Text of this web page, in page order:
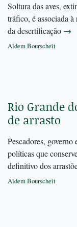
Soltura das aves,
tráfico, é associada
da desertificação →
Aldem Bourscheit
Rio Grande
de arrasto
Pescadores,
políticas que
definitivo dos
Aldem Bourscheit